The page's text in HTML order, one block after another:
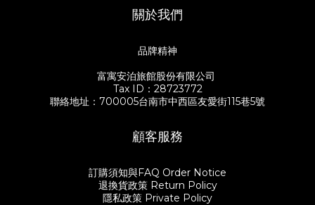
關於我們
品牌精神
富寓安泊旅館股份有限公司
Tax ID：28723772
聯絡地址：700005台南市中西區友愛街115巷5號
顧客服務
訂購須知與FAQ Order Notice
退換貨政策 Return Policy
隱私政策 Private Policy